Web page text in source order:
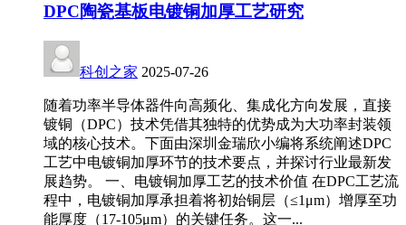
DPC陶瓷基板电镀铜加厚工艺研究
科创之家 2025-07-26
随着功率半导体器件向高频化、集成化方向发展，直接
镀铜（DPC）技术凭借其独特的优势成为大功率封装领
域的核心技术。下面由深圳金瑞欣小编将系统阐述DPC
工艺中电镀铜加厚环节的技术要点，并探讨行业最新发
展趋势。 一、电镀铜加厚工艺的技术价值 在DPC工艺流
程中，电镀铜加厚承担着将初始铜层（≤1μm）增厚至功
能厚度（17-105μm）的关键任务。这一...